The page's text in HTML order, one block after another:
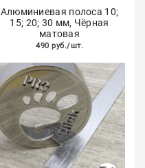
Алюминиевая полоса 10;
15; 20; 30 мм, Чёрная
матовая
490 руб./шт.